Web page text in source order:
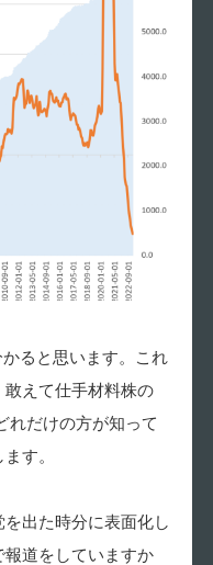
ると思います。これ
えて仕手材料株の
れだけの方が知って
す。
出た時分に表面化し
道をしていますか